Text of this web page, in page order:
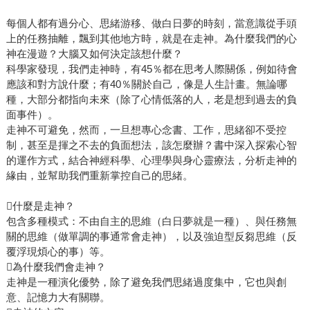
每個人都有過分心、思緒游移、做白日夢的時刻，當意識從手頭
上的任務抽離，飄到其他地方時，就是在走神。為什麼我們的心
神在漫遊？大腦又如何決定該想什麼？
科學家發現，我們走神時，有45％都在思考人際關係，例如待會
應該和對方說什麼；有40％關於自己，像是人生計畫。無論哪
種，大部分都指向未來（除了心情低落的人，老是想到過去的負
面事件）。
走神不可避免，然而，一旦想專心念書、工作，思緒卻不受控
制，甚至是揮之不去的負面想法，該怎麼辦？書中深入探索心智
的運作方式，結合神經科學、心理學與身心靈療法，分析走神的
緣由，並幫助我們重新掌控自己的思緒。
什麼是走神？
包含多種模式：不由自主的思維（白日夢就是一種）、與任務無
關的思維（做單調的事通常會走神），以及強迫型反芻思維（反
覆浮現煩心的事）等。
為什麼我們會走神？
走神是一種演化優勢，除了避免我們思緒過度集中，它也與創
意、記憶力大有關聯。